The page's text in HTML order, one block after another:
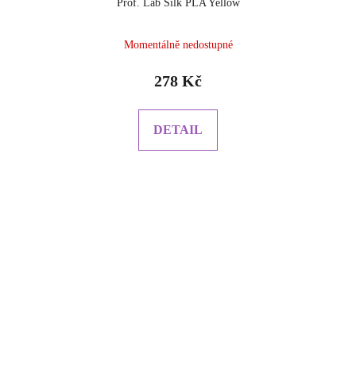
Prof. Lab Silk PLA Yellow
Momentálně nedostupné
278 Kč
DETAIL